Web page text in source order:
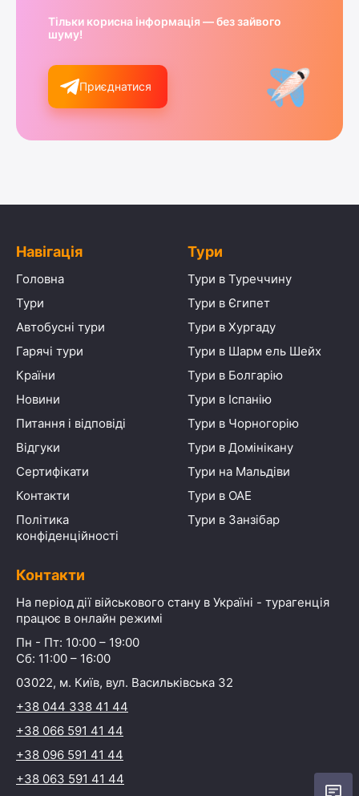
Тільки корисна інформація — без зайвого
шуму!
Приєднатися
Навігація
Головна
Тури
Автобусні тури
Гарячі тури
Країни
Новини
Питання і відповіді
Відгуки
Сертифікати
Контакти
Політика
конфіденційності
Тури
Тури в Туреччину
Тури в Єгипет
Тури в Хургаду
Тури в Шарм ель Шейх
Тури в Болгарію
Тури в Іспанію
Тури в Чорногорію
Тури в Домінікану
Тури на Мальдіви
Тури в ОАЕ
Тури в Занзібар
Контакти
На період дії військового стану в Україні - турагенція
працює в онлайн режимі
Пн - Пт: 10:00 – 19:00
Сб: 11:00 – 16:00
03022, м. Київ, вул. Васильківська 32
+38 044 338 41 44
+38 066 591 41 44
+38 096 591 41 44
+38 063 591 41 44